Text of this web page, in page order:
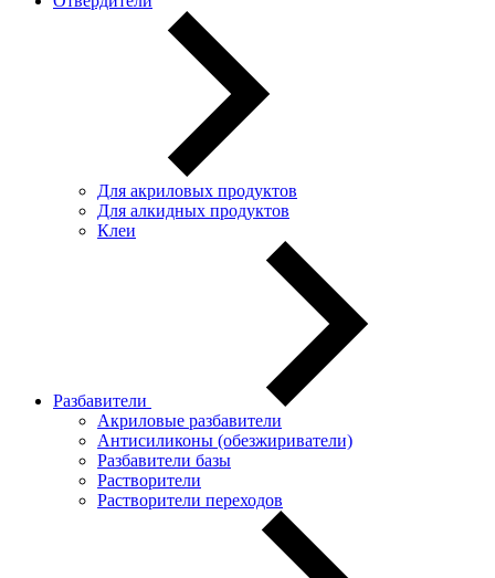
Для акриловых продуктов
Для алкидных продуктов
Клеи
Разбавители
Акриловые разбавители
Антисиликоны (обезжириватели)
Разбавители базы
Растворители
Растворители переходов